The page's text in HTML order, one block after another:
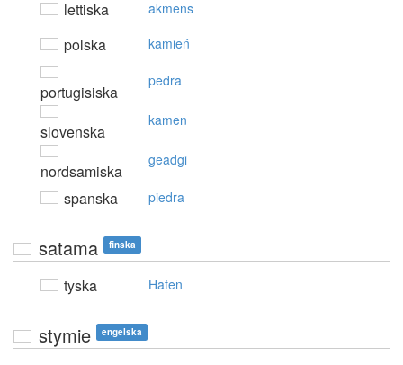
lettiska akmens
polska kamień
portugisiska
pedra
slovenska
kamen
nordsamiska
geadgi
spanska piedra
satama finska
tyska Hafen
stymie engelska